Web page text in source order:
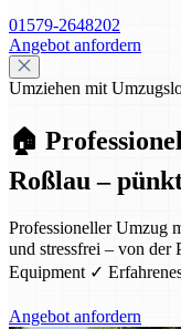
01579-2648202
Angebot anfordern
Umziehen mit
🏠
Roßlau –
Professioneller Umzug
und stressfrei – von
Equipment ✓
Angebot anfordern